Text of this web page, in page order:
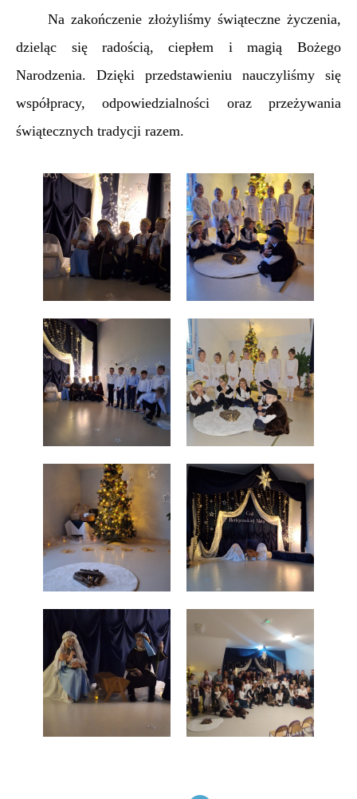
Na zakończenie złożyliśmy świąteczne życzenia,
dzieląc się radością, ciepłem i magią Bożego
Narodzenia. Dzięki przedstawieniu nauczyliśmy się
współpracy, odpowiedzialności oraz przeżywania
świątecznych tradycji razem.